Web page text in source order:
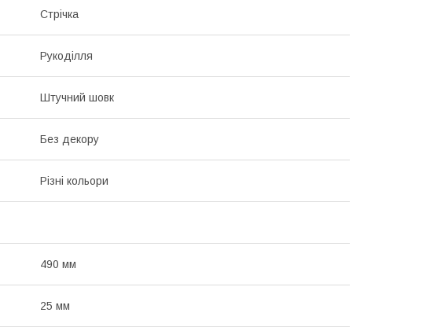
Стрічка
Рукоділля
Штучний шовк
Без декору
Різні кольори
490 мм
25 мм